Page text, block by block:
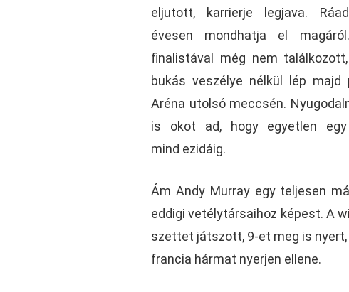
eljutott, karrierje legjava.
évesen mondhatja el
finalistával még nem
bukás veszélye nélkül lép majd
Aréna utolsó meccsén.
is okot ad, hogy egyetlen
mind ezidáig.
Ám Andy Murray egy teljesen
eddigi vetélytársaihoz képest. A
szettet játszott, 9-et meg is nyert,
francia hármat nyerjen ellene.